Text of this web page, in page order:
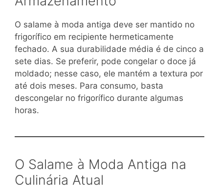
O salame à moda antiga deve ser mantido no
frigorífico em recipiente hermeticamente
fechado. A sua durabilidade média é de cinco a
sete dias. Se preferir, pode congelar o doce já
moldado; nesse caso, ele mantém a textura por
até dois meses. Para consumo, basta
descongelar no frigorífico durante algumas
horas.
O Salame à Moda Antiga na
Culinária Atual